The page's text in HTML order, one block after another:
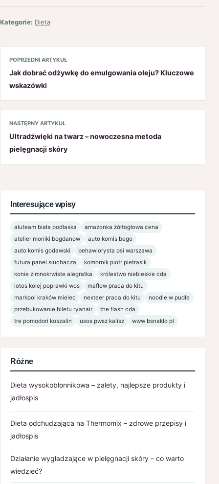
Kategorie: Dieta
POPRZEDNI ARTYKUŁ
Jak dobrać odżywkę do emulgowania oleju? Kluczowe
wskazówki
NASTĘPNY ARTYKUŁ
Ultradźwięki na twarz – nowoczesna metoda
pielęgnacji skóry
Interesujące wpisy
aluteam biała podlaska
amazonka żółtogłowa cena
atelier moniki bogdanow
auto komis bego
auto komis godawski
behawiorysta psi warszawa
futura panel słuchacza
komornik piotr pietrasik
konie zimnokrwiste alegratka
królestwo niebieskie cda
lotos kolej poprawki wos
maflow praca do kitu
markpol kraków mielec
nexteer praca do kitu
noodle w pudle
przebukowanie biletu ryanair
the flash cda
tre pomodori koszalin
usos pwsz kalisz www bsnaklo pl
Różne
Dieta wysokobłonnikowa – zalety, najlepsze produkty i
jadłospis
Dieta odchudzająca na Thermomix – zdrowe przepisy i
jadłospis
Działanie wygładzające w pielęgnacji skóry – co warto
wiedzieć?